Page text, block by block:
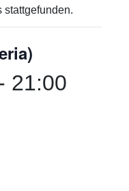
stattgefunden.
21:00